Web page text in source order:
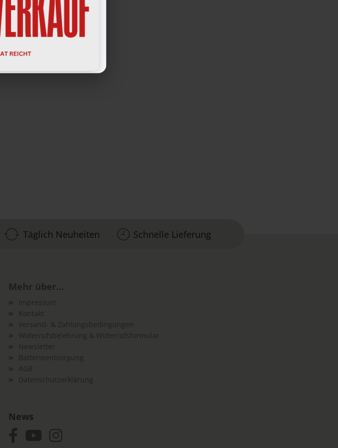
Täglich Neuheiten Schnelle Lieferung
Mehr über...
Impressum
Kontakt
Versand- & Zahlungsbedingungen
Widerrufsbelehrung & Widerrufsformular
Newsletter
Batterieentsorgung
AGB
Datenschutzerklärung
News